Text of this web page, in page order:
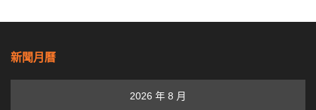
新聞月曆
2026 年 8 月